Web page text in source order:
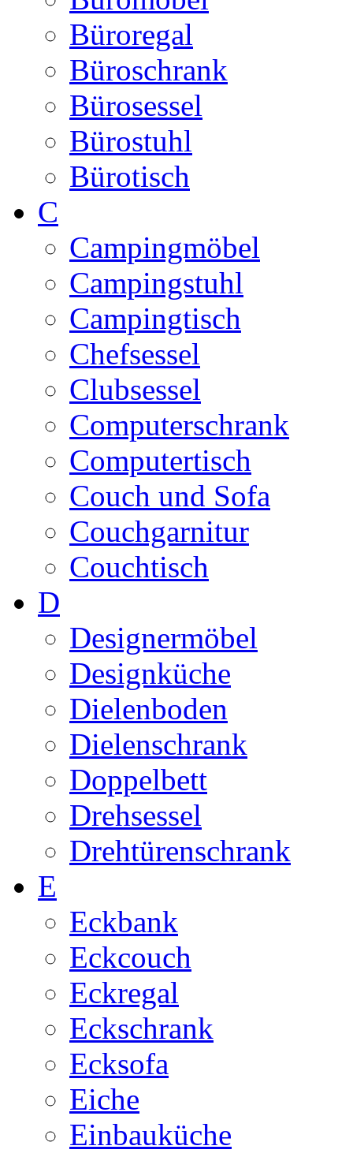
Büroregal
Büroschrank
Bürosessel
Bürostuhl
Bürotisch
C
Campingmöbel
Campingstuhl
Campingtisch
Chefsessel
Clubsessel
Computerschrank
Computertisch
Couch und Sofa
Couchgarnitur
Couchtisch
D
Designermöbel
Designküche
Dielenboden
Dielenschrank
Doppelbett
Drehsessel
Drehtürenschrank
E
Eckbank
Eckcouch
Eckregal
Eckschrank
Ecksofa
Eiche
Einbauküche